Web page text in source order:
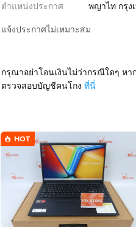
ตำแหน่งประกาศ
พญาไท กรุง
แจ้งประกาศไม่เหมาะสม
กรุณาอย่าโอนเงินไม่ว่ากรณีใดๆ หา
ตรวจสอบบัญชีคนโกง ที่นี่
HOT